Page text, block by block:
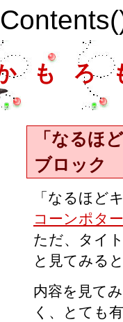
もろ
「なるほ
ブロック
「なるほど
コーンポタ
ただ、タイ
と見てみる
内容を見て
く、とても